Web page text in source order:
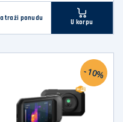
ponudu
U korpu
-10%